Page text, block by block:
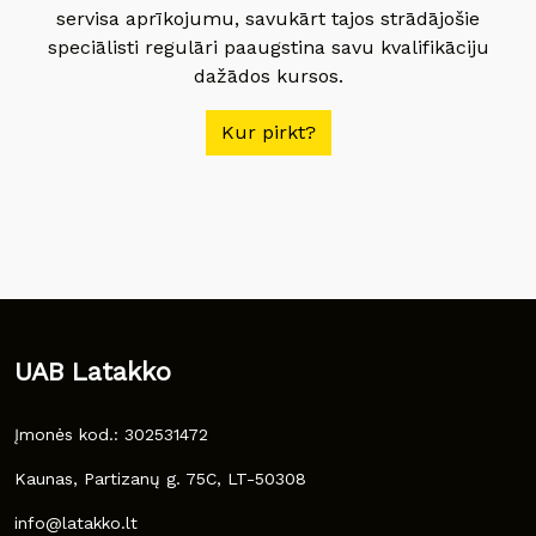
servisa aprīkojumu, savukārt tajos strādājošie
speciālisti regulāri paaugstina savu kvalifikāciju
dažādos kursos.
Kur pirkt?
UAB Latakko
Įmonės kod.: 302531472
Kaunas, Partizanų g. 75C, LT-50308
info@latakko.lt